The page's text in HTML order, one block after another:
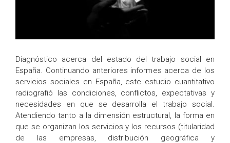
Diagnóstico acerca del estado del trabajo social en
España. Continuando anteriores informes acerca de los
servicios sociales en España, este estudio cuantitativo
radiografió las condiciones, conflictos, expectativas y
necesidades en que se desarrolla el trabajo social.
Atendiendo tanto a la dimensión estructural, la forma en
que se organizan los servicios y los recursos (titularidad
de las empresas, distribución geográfica y